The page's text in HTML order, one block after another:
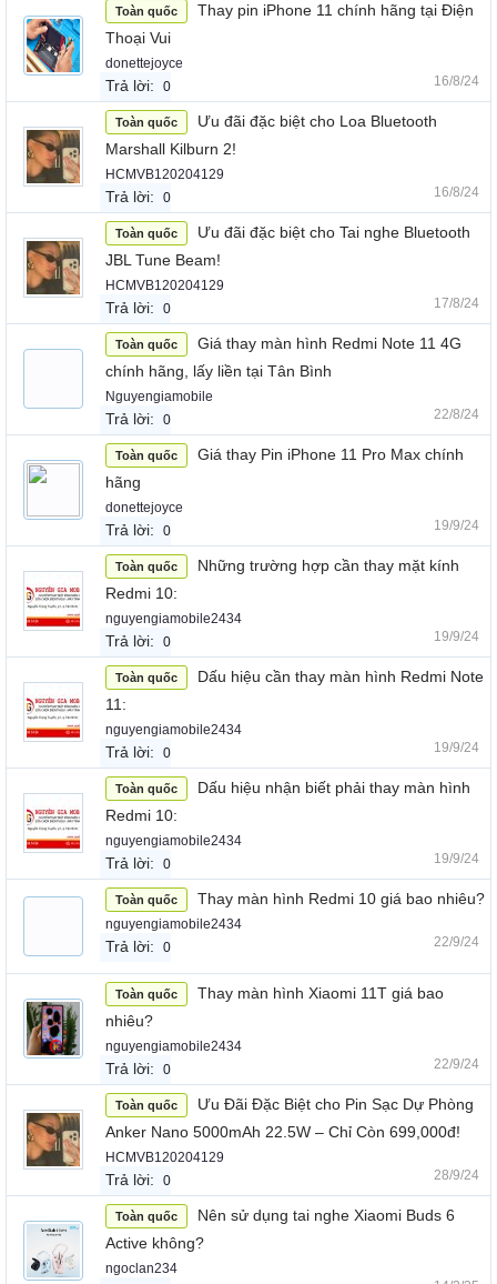
Toàn quốc
Thay pin iPhone 11 chính hãng tại Điện
Thoại Vui
donettejoyce
Trả lời: 0 16/8/24
Toàn quốc
Ưu đãi đặc biệt cho Loa Bluetooth
Marshall Kilburn 2!
HCMVB120204129
Trả lời: 0 16/8/24
Toàn quốc
Ưu đãi đặc biệt cho Tai nghe Bluetooth
JBL Tune Beam!
HCMVB120204129
Trả lời: 0 17/8/24
Toàn quốc
Giá thay màn hình Redmi Note 11 4G
chính hãng, lấy liền tại Tân Bình
Nguyengiamobile
Trả lời: 0 22/8/24
Toàn quốc
Giá thay Pin iPhone 11 Pro Max chính
hãng
donettejoyce
Trả lời: 0 19/9/24
Toàn quốc
Những trường hợp cần thay mặt kính
Redmi 10:
nguyengiamobile2434
Trả lời: 0 19/9/24
Toàn quốc
Dấu hiệu cần thay màn hình Redmi Note
11:
nguyengiamobile2434
Trả lời: 0 19/9/24
Toàn quốc
Dấu hiệu nhận biết phải thay màn hình
Redmi 10:
nguyengiamobile2434
Trả lời: 0 19/9/24
Toàn quốc Thay màn hình Redmi 10 giá bao nhiêu?
nguyengiamobile2434
Trả lời: 0 22/9/24
Toàn quốc
Thay màn hình Xiaomi 11T giá bao
nhiêu?
nguyengiamobile2434
Trả lời: 0 22/9/24
Toàn quốc
Ưu Đãi Đặc Biệt cho Pin Sạc Dự Phòng
Anker Nano 5000mAh 22.5W – Chỉ Còn 699,000đ!
HCMVB120204129
Trả lời: 0 28/9/24
Toàn quốc
Nên sử dụng tai nghe Xiaomi Buds 6
Active không?
ngoclan234